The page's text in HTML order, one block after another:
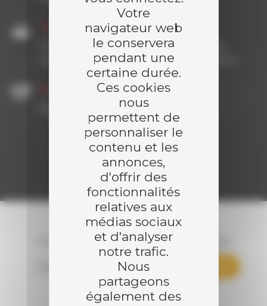
Travaux réalisés
Préfabrication de sous-stations, process
hydraulique, soudure orbitale, passivation
Partenaires
Demander un devis
TOUTES LES RÉFÉRENCES
RÉSEAU DE CHALEUR
SÉCHOIR
Votre
navigateur web
le conservera
pendant une
certaine durée.
Ces cookies
nous
permettent de
personnaliser le
contenu et les
annonces,
d'offrir des
fonctionnalités
relatives aux
médias sociaux
et d'analyser
notre trafic.
Nous
partageons
également des